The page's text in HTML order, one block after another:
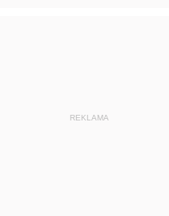
REKLAMA